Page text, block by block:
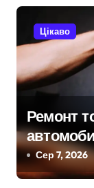
с
і
в
Цікаво
Ремонт
Сер 7, 2026